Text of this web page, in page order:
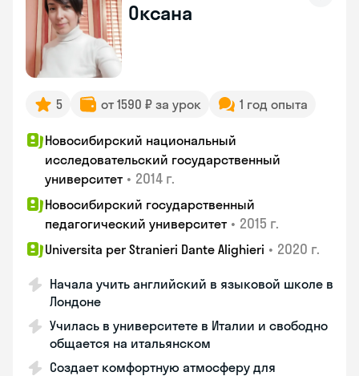
Оксана
5 от 1590 ₽ за урок 1 год опыта
Новосибирский национальный
исследовательский государственный
университет • 2014 г.
Новосибирский государственный
педагогический университет • 2015 г.
Universita per Stranieri Dante Alighieri • 2020 г.
Начала учить английский в языковой школе в
Лондоне
Училась в университете в Италии и свободно
общается на итальянском
Создает комфортную атмосферу для